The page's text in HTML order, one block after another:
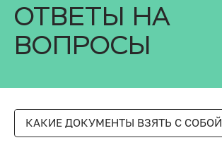
ОТВЕТЫ НА
ВОПРОСЫ
КАКИЕ ДОКУМЕНТЫ ВЗЯТЬ С СОБОЙ